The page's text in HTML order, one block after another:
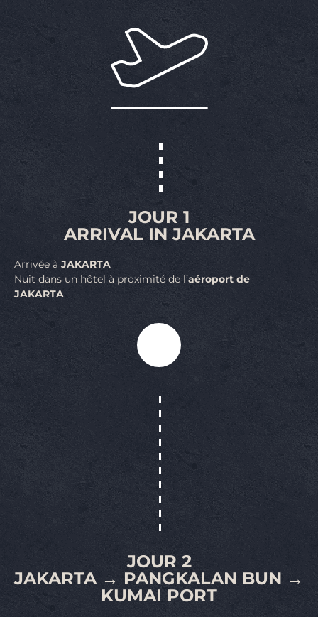
JOUR 1
ARRIVAL IN JAKARTA
Arrivée à JAKARTA
Nuit dans un hôtel à proximité de l’aéroport de
JAKARTA.
JOUR 2
JAKARTA → PANGKALAN BUN →
KUMAI PORT